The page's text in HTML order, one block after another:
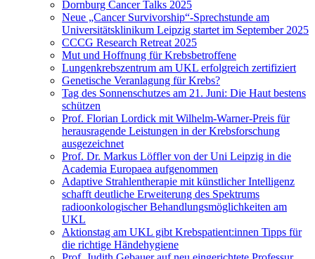
Dornburg Cancer Talks 2025
Neue „Cancer Survivorship“-Sprechstunde am
Universitätsklinikum Leipzig startet im September 2025
CCCG Research Retreat 2025
Mut und Hoffnung für Krebsbetroffene
Lungenkrebszentrum am UKL erfolgreich zertifiziert
Genetische Veranlagung für Krebs?
Tag des Sonnenschutzes am 21. Juni: Die Haut bestens
schützen
Prof. Florian Lordick mit Wilhelm-Warner-Preis für
herausragende Leistungen in der Krebsforschung
ausgezeichnet
Prof. Dr. Markus Löffler von der Uni Leipzig in die
Academia Europaea aufgenommen
Adaptive Strahlentherapie mit künstlicher Intelligenz
schafft deutliche Erweiterung des Spektrums
radioonkologischer Behandlungsmöglichkeiten am
UKL
Aktionstag am UKL gibt Krebspatient:innen Tipps für
die richtige Händehygiene